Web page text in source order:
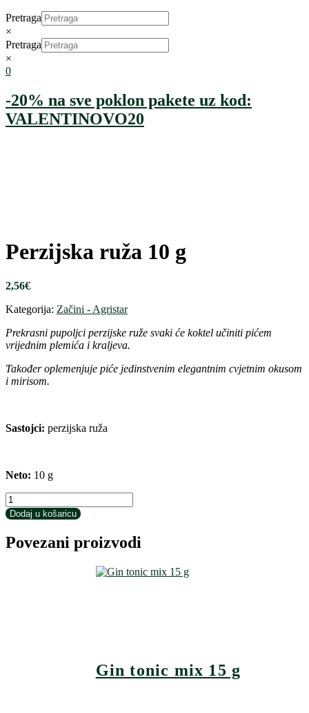
Pretraga
×
Pretraga
×
0
-20% na sve poklon pakete uz kod:
VALENTINOVO20
Perzijska ruža 10 g
2,56€
Kategorija: Začini - Agristar
Prekrasni pupoljci perzijske ruže svaki će koktel učiniti pićem
vrijednim plemića i kraljeva.
Također oplemenjuje piće jedinstvenim elegantnim cvjetnim okusom
i mirisom.
Sastojci: perzijska ruža
Neto: 10 g
Perzijska
ruža
10
g
količina
Dodaj u košaricu
Povezani proizvodi
Gin tonic mix 15 g